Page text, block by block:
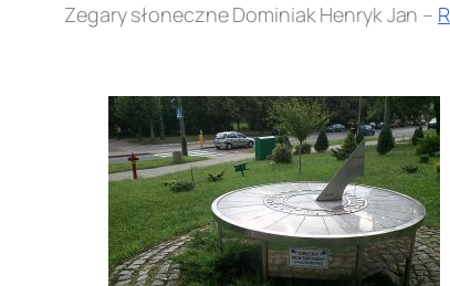
Zegary słoneczne Dominiak Henryk Jan –